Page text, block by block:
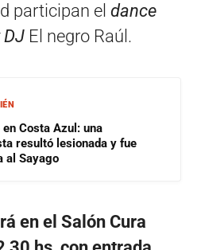
participan el dance
DJ El negro Raúl.
Costa Azul: una
resultó lesionada y fue
al Sayago
en el Salón Cura